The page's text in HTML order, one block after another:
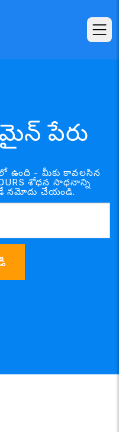
పేరు
ఉంది - మీకు కావలసిన
శోధన సాధనాన్ని
నమోదు చేయండి.